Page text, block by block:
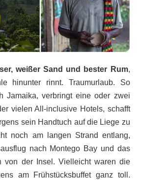
weißer Sand und bester Rum,
hinunter rinnt. Traumurlaub. So
Jamaika, verbringt eine oder zwei
vielen All-inclusive Hotels, schafft
sein Handtuch auf die Liege zu
noch am langen Strand entlang,
nach Montego Bay und das
von der Insel. Vielleicht waren die
am Frühstücksbuffet ganz toll.